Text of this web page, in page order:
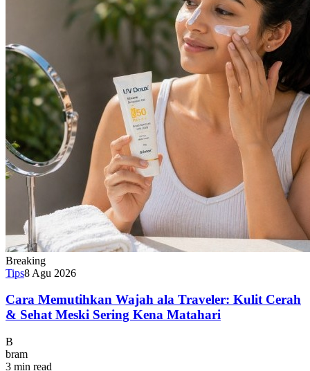
Breaking
Tips8 Agu 2026
Cara Memutihkan Wajah ala Traveler: Kulit Cerah
& Sehat Meski Sering Kena Matahari
B
bram
3 min read